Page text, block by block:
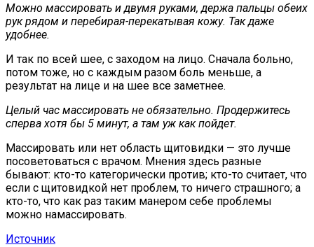
Можно массировать и двумя руками, держа пальцы обеих
рук рядом и перебирая-перекатывая кожу. Так даже
удобнее.
И так по всей шее, с заходом на лицо. Сначала больно,
потом тоже, но с каждым разом боль меньше, а
результат на лице и на шее все заметнее.
Целый час массировать не обязательно. Продержитесь
сперва хотя бы 5 минут, а там уж как пойдет.
Массировать или нет область щитовидки — это лучше
посоветоваться с врачом. Мнения здесь разные
бывают: кто-то категорически против; кто-то считает, что
если с щитовидкой нет проблем, то ничего страшного; а
кто-то, что как раз таким манером себе проблемы
можно намассировать.
Источник